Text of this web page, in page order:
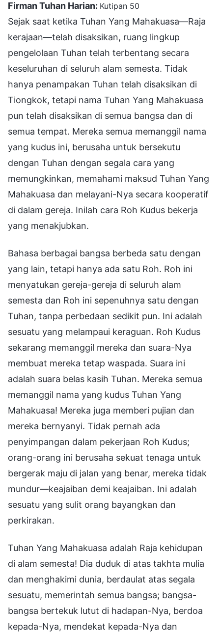
Firman Tuhan Harian: Kutipan 50
Sejak saat ketika Tuhan Yang Mahakuasa—Raja
kerajaan—telah disaksikan, ruang lingkup
pengelolaan Tuhan telah terbentang secara
keseluruhan di seluruh alam semesta. Tidak
hanya penampakan Tuhan telah disaksikan di
Tiongkok, tetapi nama Tuhan Yang Mahakuasa
pun telah disaksikan di semua bangsa dan di
semua tempat. Mereka semua memanggil nama
yang kudus ini, berusaha untuk bersekutu
dengan Tuhan dengan segala cara yang
memungkinkan, memahami maksud Tuhan Yang
Mahakuasa dan melayani-Nya secara kooperatif
di dalam gereja. Inilah cara Roh Kudus bekerja
yang menakjubkan.
Bahasa berbagai bangsa berbeda satu dengan
yang lain, tetapi hanya ada satu Roh. Roh ini
menyatukan gereja-gereja di seluruh alam
semesta dan Roh ini sepenuhnya satu dengan
Tuhan, tanpa perbedaan sedikit pun. Ini adalah
sesuatu yang melampaui keraguan. Roh Kudus
sekarang memanggil mereka dan suara-Nya
membuat mereka tetap waspada. Suara ini
adalah suara belas kasih Tuhan. Mereka semua
memanggil nama yang kudus Tuhan Yang
Mahakuasa! Mereka juga memberi pujian dan
mereka bernyanyi. Tidak pernah ada
penyimpangan dalam pekerjaan Roh Kudus;
orang-orang ini berusaha sekuat tenaga untuk
bergerak maju di jalan yang benar, mereka tidak
mundur—keajaiban demi keajaiban. Ini adalah
sesuatu yang sulit orang bayangkan dan
perkirakan.
Tuhan Yang Mahakuasa adalah Raja kehidupan
di alam semesta! Dia duduk di atas takhta mulia
dan menghakimi dunia, berdaulat atas segala
sesuatu, memerintah semua bangsa; bangsa-
bangsa bertekuk lutut di hadapan-Nya, berdoa
kepada-Nya, mendekat kepada-Nya dan